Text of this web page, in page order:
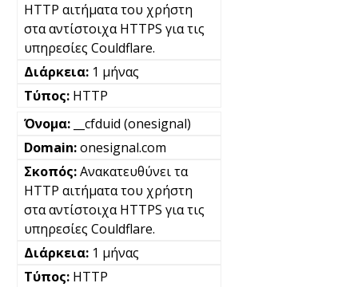
HTTP αιτήματα του χρήστη
στα αντίστοιχα HTTPS για τις
υπηρεσίες Couldflare.
1 μήνας
HTTP
__cfduid (onesignal)
onesignal.com
Ανακατευθύνει τα
HTTP αιτήματα του χρήστη
στα αντίστοιχα HTTPS για τις
υπηρεσίες Couldflare.
1 μήνας
HTTP